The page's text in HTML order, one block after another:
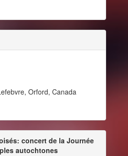
Orford, Canada
concert de la Journée
autochtones